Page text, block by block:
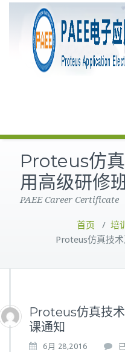
Proteus仿
用高级研修
PAEE Career Certificate
首页 / 培
Proteus仿真技
Proteus仿真技
课通知
6月 28,2016